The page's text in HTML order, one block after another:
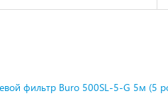
фильтр Buro 500SL-5-G 5м (5